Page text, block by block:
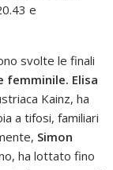
e
svolte le finali
femminile. Elisa
Kainz, ha
a tifosi, familiari
Simon
ha lottato fino